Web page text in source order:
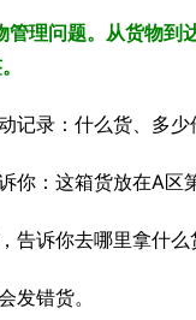
管理问题。从货物
记录：什么货、多
你：这箱货放在A区
告诉你去哪里拿什
发错货。